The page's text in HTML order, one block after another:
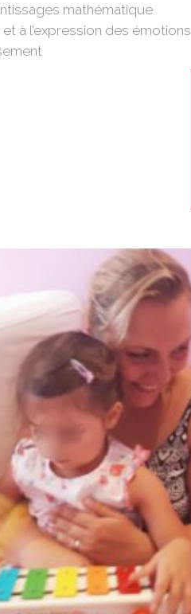
mathématique
à l’expression des émotions